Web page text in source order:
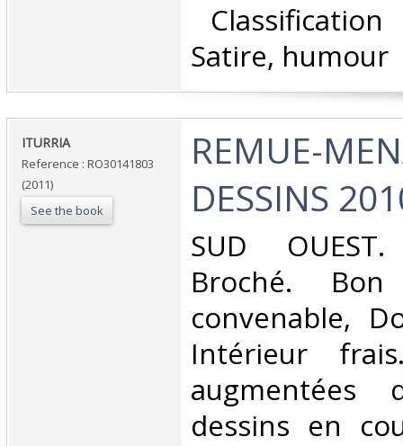
Satire, humour‎
‎ITURRIA‎
Reference : RO30141803
(2011)
See the book
‎REMUE-
DESSINS
‎SUD
Broché.
convenable,
Intérieur
augmentées
dessins en